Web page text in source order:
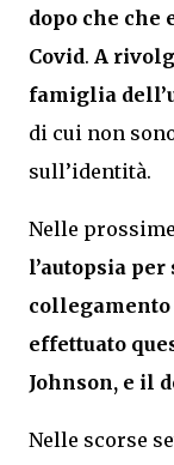
dopo che che
Covid. A
famiglia
di cui non
sull’identità.
Nelle
l’autopsia
collegamento
effettuato
Johnson, e il
Nelle scorse